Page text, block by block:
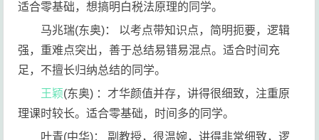
适合零基础，想搞明白税法原理的同学。
马兆瑞(东奥)： 以考点带知识点，简明扼要，逻辑
强，重难点突出，善于总结易错易混点。适合时间充
足，不擅长归纳总结的同学。
王颖(东奥) ：才华颜值并存，讲得很细致，注重原
理课时较长。适合零基础，时间多的同学。
叶青(中华)： 副教授，很温婉，讲得非常细致，逻